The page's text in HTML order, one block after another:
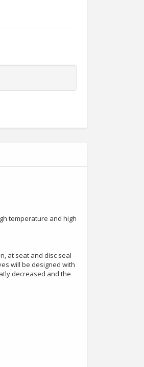
temperature and high
at seat and disc seal
will be designed with
decreased and the